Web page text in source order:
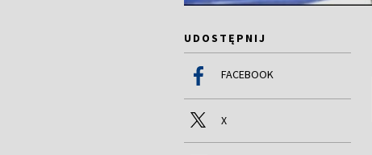
UDOSTĘPNIJ
FACEBOOK
X